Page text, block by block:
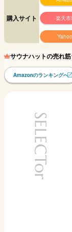
購入サイト 楽天市
サウナハットの売れ
Amazonのランキングへ
SELECTor